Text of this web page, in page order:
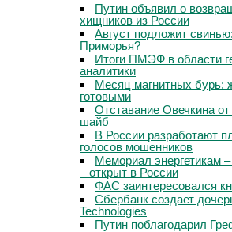
Путин объявил о
хищников из России
Август подложит
Приморья?
Итоги ПМЭФ в области
аналитики
Месяц магнитных бурь:
готовыми
Отставание Овечкина
шайб
В России разработают
голосов мошенников
Мемориал энергетикам
– открыт в России
ФАС заинтересовался
Сбербанк создает
Technologies
Путин поблагодарил